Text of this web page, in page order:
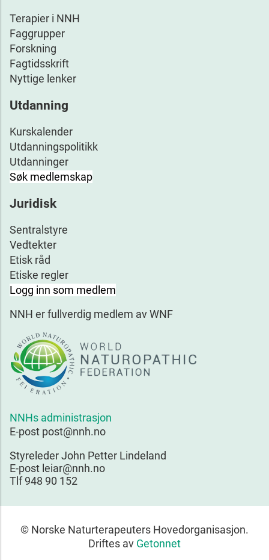
Terapier i NNH
Faggrupper
Forskning
Fagtidsskrift
Nyttige lenker
Utdanning
Kurskalender
Utdanningspolitikk
Utdanninger
Søk medlemskap
Juridisk
Sentralstyre
Vedtekter
Etisk råd
Etiske regler
Logg inn som medlem
NNH er fullverdig medlem av WNF
NNHs administrasjon
E-post post@nnh.no
Styreleder John Petter Lindeland
E-post leiar@nnh.no
Tlf 948 90 152
© Norske Naturterapeuters Hovedorganisasjon.
Driftes av Getonnet